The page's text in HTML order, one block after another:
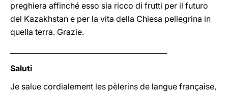
preghiera affinché esso sia ricco di frutti per il futuro
del Kazakhstan e per la vita della Chiesa pellegrina in
quella terra. Grazie.
Saluti
Je salue cordialement les pèlerins de langue française,